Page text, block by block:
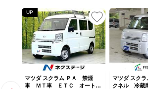
UP
マツダ スクラム ＰＡ 禁煙
車 ＭＴ車 ＥＴＣ オートラ
マツダ スク
クネル 冷蔵